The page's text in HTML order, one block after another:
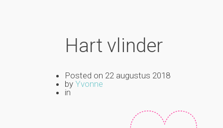
Hart vlinder
Posted on 22 augustus 2018
by Yvonne
in